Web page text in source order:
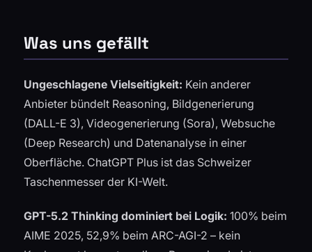
Was uns gefällt
Ungeschlagene Vielseitigkeit: Kein anderer
Anbieter bündelt Reasoning, Bildgenerierung
(DALL-E 3), Videogenerierung (Sora), Websuche
(Deep Research) und Datenanalyse in einer
Oberfläche. ChatGPT Plus ist das Schweizer
Taschenmesser der KI-Welt.
GPT-5.2 Thinking dominiert bei Logik: 100% beim
AIME 2025, 52,9% beim ARC-AGI-2 – kein